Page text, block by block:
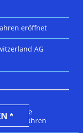
eröffnet
AG
*du die
erfahren